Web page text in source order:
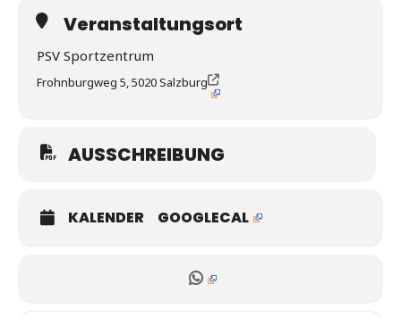
Veranstaltungsort
PSV Sportzentrum
Frohnburgweg 5, 5020 Salzburg
AUSSCHREIBUNG
KALENDER GOOGLECAL